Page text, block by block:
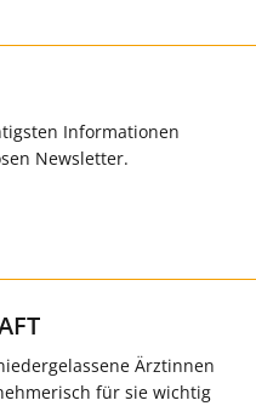
Informationen
Newsletter.
Ärztinnen
für sie wichtig